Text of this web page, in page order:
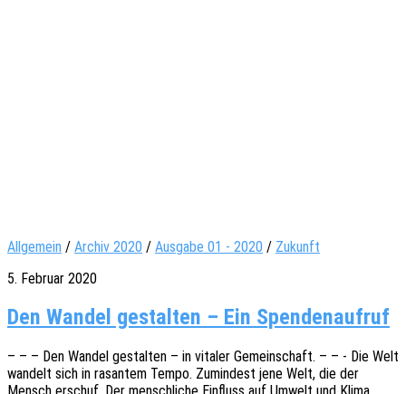
Allgemein / Archiv 2020 / Ausgabe 01 - 2020 / Zukunft
5. Februar 2020
Den Wandel gestalten – Ein Spendenaufruf
– – – Den Wandel gestal­ten – in vita­ler Gemein­schaft. – – - Die Welt
wandelt sich in rasan­tem Tempo. Zumin­dest jene Welt, die der